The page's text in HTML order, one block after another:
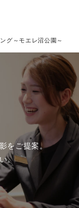
グ～モエレ沼公園～
をご提案。
。